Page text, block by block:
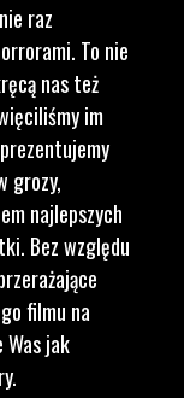
raz
To nie
nas też
im
grozy,
najlepszych
Bez względu
filmu na
jak